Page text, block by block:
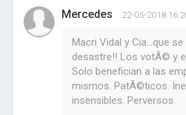
Mercedes 22-05-2018
Macri Vidal y Cia...que se
desastre!! Los votÃ© y
Solo benefician a las
mismos. PatÃ©ticos.
insensibles. Perversos.